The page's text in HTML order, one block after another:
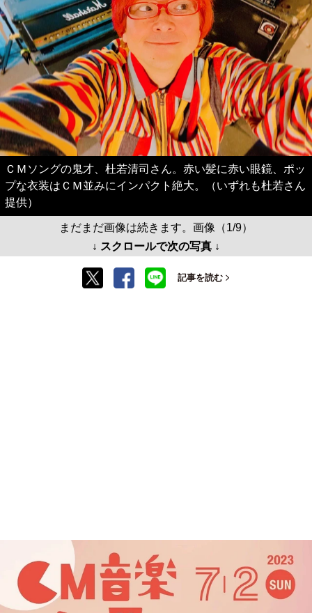
ＣＭソングの鬼才、杜若清司さん。赤い髪に赤い眼鏡、ポッ
プな衣装はＣＭ並みにインパクト絶大。（いずれも杜若さん
提供）
まだまだ画像は続きます。画像（1/9）
↓ スクロールで次の写真 ↓
記事を読む